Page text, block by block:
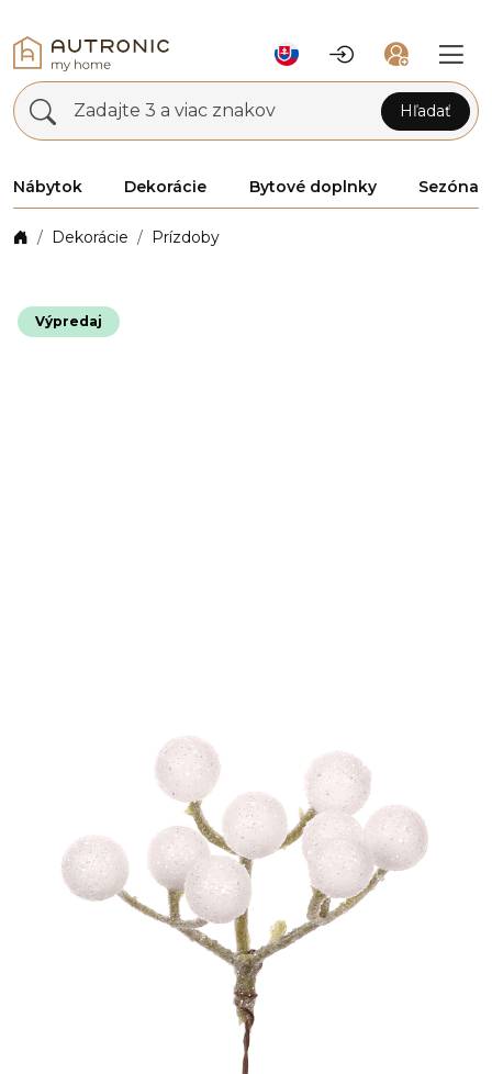
Zadajte 3 a viac znakov Hľadať
Nábytok Dekorácie Bytové doplnky Sezóna
Dekorácie Prízdoby
Výpredaj